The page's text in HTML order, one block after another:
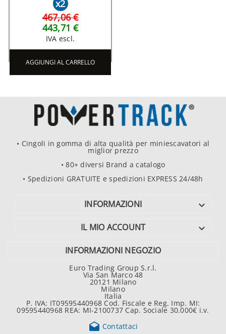
x2
467,06 €
443,71 €
IVA escl.
AGGIUNGI AL CARRELLO
• Cingoli in gomma di alta qualità per miniescavatori al
miglior prezzo
• 80+ diversi Brand a catalogo
• Spedizioni GRATUITE e spedizioni EXPRESS 24/48h
INFORMAZIONI 
IL MIO ACCOUNT 
INFORMAZIONI NEGOZIO
Euro Trading Group S.r.l.
Via San Marco 48
20121 Milano
Milano
Italia
P. IVA: IT09595440968 Cod. Fiscale e Reg. Imp. MI:
09595440968 REA: MI-2100737 Cap. Sociale 30.000€ i.v.
 Contattaci